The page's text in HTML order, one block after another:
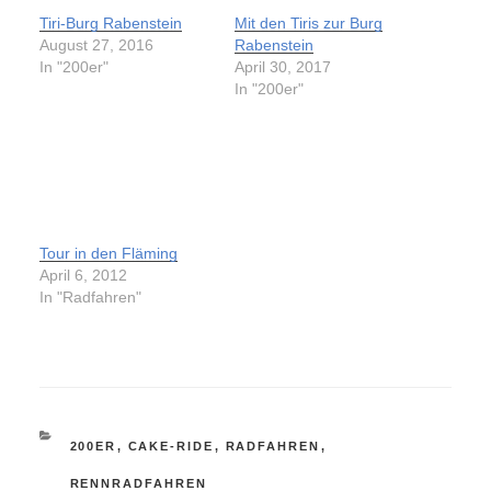
Tiri-Burg Rabenstein
August 27, 2016
In "200er"
Mit den Tiris zur Burg
Rabenstein
April 30, 2017
In "200er"
Tour in den Fläming
April 6, 2012
In "Radfahren"
KATEGORIEN
200ER , CAKE-RIDE , RADFAHREN ,
RENNRADFAHREN